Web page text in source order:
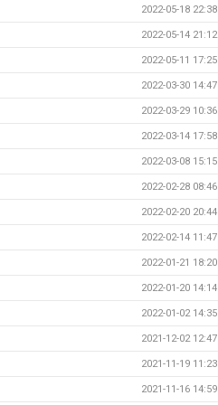
2022-05-18 22:38
2022-05-14 21:12
2022-05-11 17:25
2022-03-30 14:47
2022-03-29 10:36
2022-03-14 17:58
2022-03-08 15:15
2022-02-28 08:46
2022-02-20 20:44
2022-02-14 11:47
2022-01-21 18:20
2022-01-20 14:14
2022-01-02 14:35
2021-12-02 12:47
2021-11-19 11:23
2021-11-16 14:59